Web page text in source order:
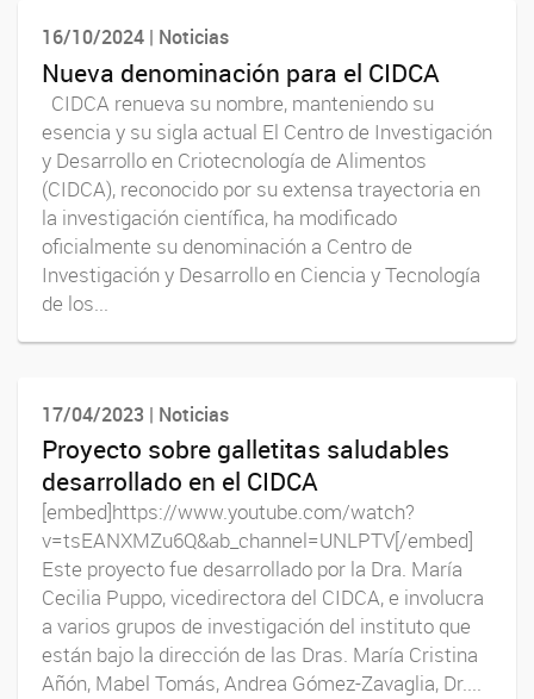
16/10/2024 | Noticias
Nueva denominación para el CIDCA
CIDCA renueva su nombre, manteniendo su
esencia y su sigla actual El Centro de Investigación
y Desarrollo en Criotecnología de Alimentos
(CIDCA), reconocido por su extensa trayectoria en
la investigación científica, ha modificado
oficialmente su denominación a Centro de
Investigación y Desarrollo en Ciencia y Tecnología
de los...
17/04/2023 | Noticias
Proyecto sobre galletitas saludables
desarrollado en el CIDCA
[embed]https://www.youtube.com/watch?
v=tsEANXMZu6Q&ab_channel=UNLPTV[/embed]
Este proyecto fue desarrollado por la Dra. María
Cecilia Puppo, vicedirectora del CIDCA, e involucra
a varios grupos de investigación del instituto que
están bajo la dirección de las Dras. María Cristina
Añón, Mabel Tomás, Andrea Gómez-Zavaglia, Dr....